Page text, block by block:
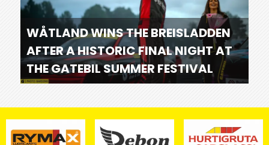
WÅTLAND WINS THE BREISLADDEN
AFTER A HISTORIC FINAL NIGHT AT
THE GATEBIL SUMMER FESTIVAL